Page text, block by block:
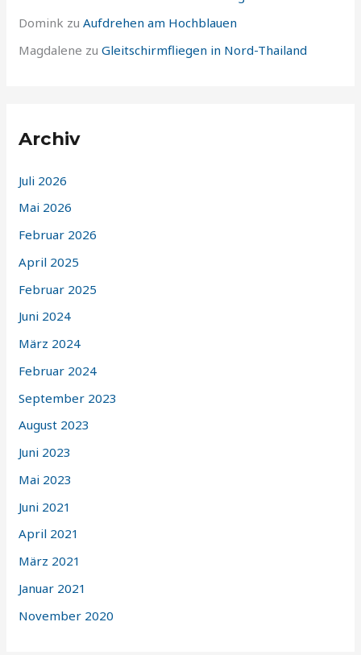
Domink zuAufdrehen am Hochblauen
Magdalene zuGleitschirmfliegen in Nord-Thailand
Archiv
Juli 2026
Mai 2026
Februar 2026
April 2025
Februar 2025
Juni 2024
März 2024
Februar 2024
September 2023
August 2023
Juni 2023
Mai 2023
Juni 2021
April 2021
März 2021
Januar 2021
November 2020